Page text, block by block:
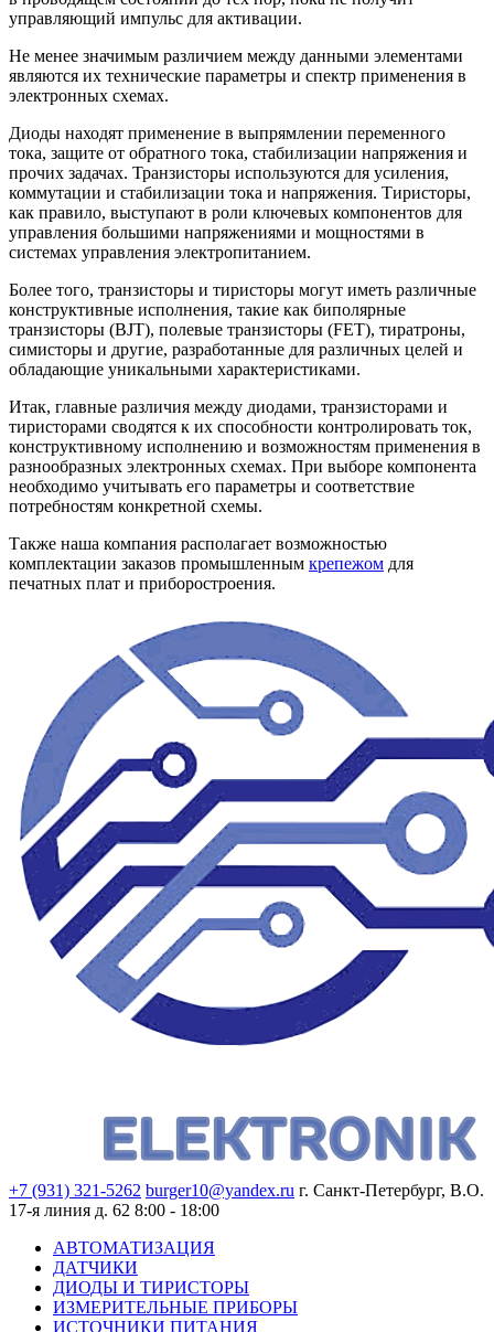
управляющий импульс для активации.
Не менее значимым различием между данными элементами
являются их технические параметры и спектр применения в
электронных схемах.
Диоды находят применение в выпрямлении переменного
тока, защите от обратного тока, стабилизации напряжения и
прочих задачах. Транзисторы используются для усиления,
коммутации и стабилизации тока и напряжения. Тиристоры,
как правило, выступают в роли ключевых компонентов для
управления большими напряжениями и мощностями в
системах управления электропитанием.
Более того, транзисторы и тиристоры могут иметь различные
конструктивные исполнения, такие как биполярные
транзисторы (BJT), полевые транзисторы (FET), тиратроны,
симисторы и другие, разработанные для различных целей и
обладающие уникальными характеристиками.
Итак, главные различия между диодами, транзисторами и
тиристорами сводятся к их способности контролировать ток,
конструктивному исполнению и возможностям применения в
разнообразных электронных схемах. При выборе компонента
необходимо учитывать его параметры и соответствие
потребностям конкретной схемы.
Также наша компания располагает возможностью
комплектации заказов промышленным крепежом для
печатных плат и приборостроения.
+7 (931) 321-5262 burger10@yandex.ru г. Санкт-Петербург, В.О.
17-я линия д. 62 8:00 - 18:00
АВТОМАТИЗАЦИЯ
ДАТЧИКИ
ДИОДЫ И ТИРИСТОРЫ
ИЗМЕРИТЕЛЬНЫЕ ПРИБОРЫ
ИСТОЧНИКИ ПИТАНИЯ